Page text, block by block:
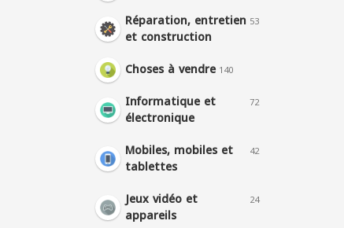
Réparation, entretien
et construction
53
Choses à vendre 140
Informatique et
électronique
72
Mobiles, mobiles et
tablettes
42
Jeux vidéo et
appareils
24